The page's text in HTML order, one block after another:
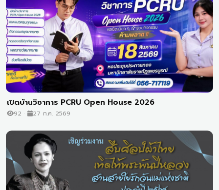
เปิดบ้านวิชาการ PCRU Open House 2026
92 27 ก.ค. 2569